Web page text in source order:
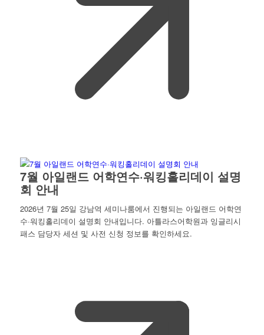
7월 아일랜드 어학연수·워킹홀리데이 설명
회 안내
2026년 7월 25일 강남역 세미나룸에서 진행되는 아일랜드 어학연
수·워킹홀리데이 설명회 안내입니다. 아틀라스어학원과 잉글리시
패스 담당자 세션 및 사전 신청 정보를 확인하세요.